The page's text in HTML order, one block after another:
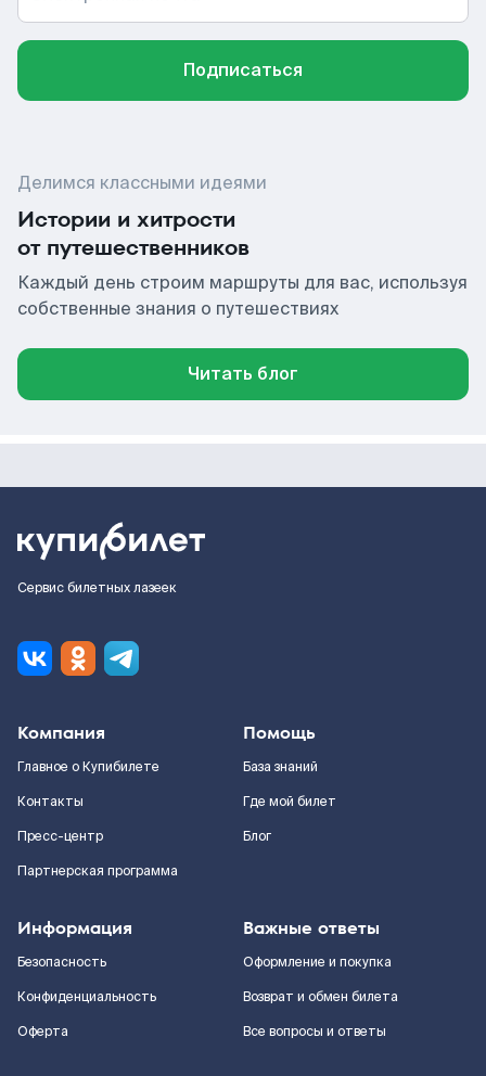
Подписаться
Делимся классными идеями
Истории и хитрости
от путешественников
Каждый день строим маршруты для вас, используя
собственные знания о путешествиях
Читать блог
Сервис билетных лазеек
Компания
Главное о Купибилете
Контакты
Пресс-центр
Партнерская программа
Помощь
База знаний
Где мой билет
Блог
Информация
Безопасность
Конфиденциальность
Оферта
Важные ответы
Оформление и покупка
Возврат и обмен билета
Все вопросы и ответы